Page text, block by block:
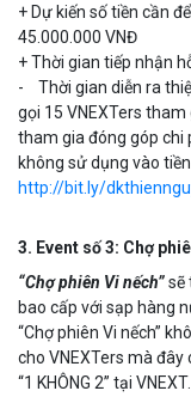
+ Dự kiến số tiền cần
45.000.000 VNĐ
+ Thời gian tiếp nhận
- Thời gian diễn ra
gọi 15 VNEXTers tham
tham gia đóng góp chi
không sử dụng vào
http://bit.ly/
3. Event số 3: Chợ
“Chợ phiên Vi nếch”sẽ
bao cấp với sạp hàng
“Chợ phiên Vi nếch”
cho VNEXTers mà
“1 KHÔNG 2” tại VNEXT.